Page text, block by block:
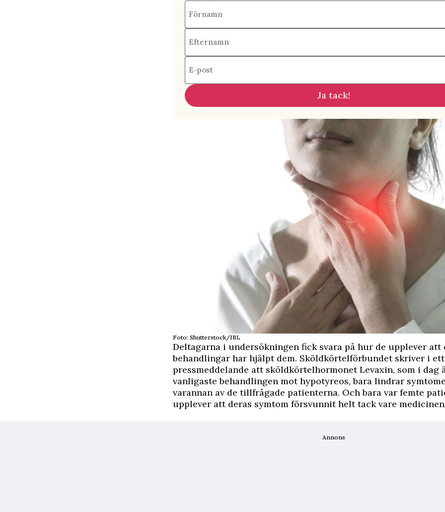
Förnamn
Efternamn
E-post
Ja tack!
Foto: Shutterstock/IBL
Deltagarna i undersökningen fick svara på hur de upplever att
behandlingar har hjälpt dem. Sköldkörtelförbundet skriver i ett
pressmeddelande att sköldkörtelhormonetLevaxin, som i dag
vanligaste behandlingen mot hypotyreos, bara lindrar
varannan av de tillfrågade patienterna. Och bara var femte
upplever att deras symtom försvunnit helt tack vare
Annons